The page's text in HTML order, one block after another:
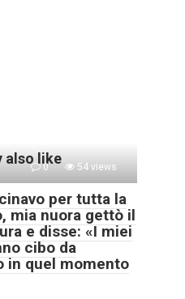
also like
0 54 views
per tutta la
mia nuora gettò il
e disse: «I miei
cibo da
in quel momento